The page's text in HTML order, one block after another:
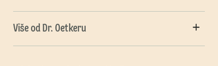
Više od Dr. Oetkeru